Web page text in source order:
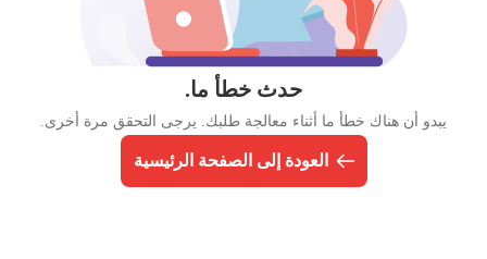
حدث خطأ ما.
يبدو أن هناك خطأ ما أثناء معالجة طلبك. يرجى التحقق مرة أخرى.
العودة إلى الصفحة الرئيسية